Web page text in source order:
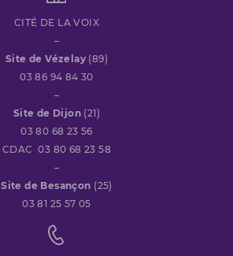
CITÉ DE LA VOIX
–
Site de Vézelay (89)
03 86 94 84 30
–
Site de Dijon (21)
03 80 68 23 56
CDAC 03 80 68 23 58
–
Site de Besançon (25)
03 81 25 57 05